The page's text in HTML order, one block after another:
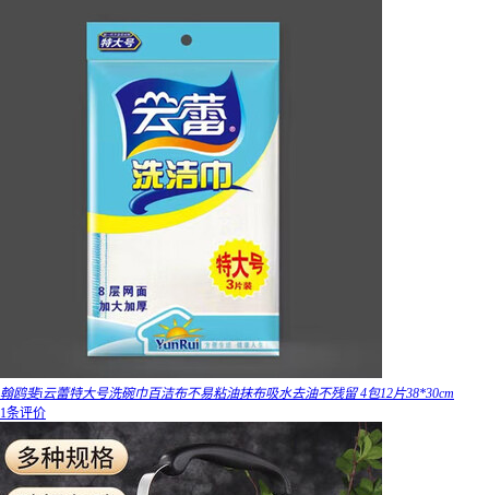
翰鸥斐i云蕾特大号洗碗巾百洁布不易粘油抹布吸水去油不残留 4包12片38*30cm
1条评价